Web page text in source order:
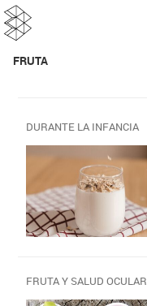
FRUTA
DURANTE LA INFANCIA
FRUTA Y SALUD OCULAR